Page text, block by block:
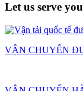
Let us serve you
VẬN CHUYỂN